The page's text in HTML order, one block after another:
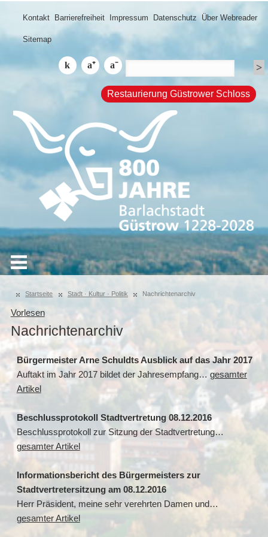
Kontakt Barrierefreiheit Impressum Datenschutz Über Webreader
Sitemap
Restaurierung Güstrower Schloss
Startseite Stadt · Kultur · Politik Nachrichtenarchiv
Vorlesen
Nachrichtenarchiv
Bürgermeister Arne Schuldts Ausblick auf das Jahr 2017
Auftakt im Jahr 2017 bildet der Jahresempfang… gesamter
Artikel
Beschlussprotokoll Stadtvertretung 08.12.2016
Beschlussprotokoll zur Sitzung der Stadtvertretung…
gesamter Artikel
Informationsbericht des Bürgermeisters zur
Stadtvertretersitzung am 08.12.2016
Herr Präsident, meine sehr verehrten Damen und…
gesamter Artikel